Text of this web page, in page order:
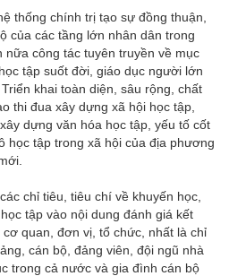
thống chính trị tạo sự đồng thuận,
của các tầng lớn nhân dân trong
nữa công tác tuyên truyền về mục
tập suốt đời, giáo dục người lớn
khai toàn diện, sâu rộng, chất
thi đua xây dựng xã hội học tập,
dựng văn hóa học tập, yếu tố cốt
học tập trong xã hội của địa phương
chỉ tiêu, tiêu chí về khuyến học,
tập vào nội dung đánh giá kết
quan, đơn vị, tổ chức, nhất là chỉ
cán bộ, đảng viên, đội ngũ nhà
trong cả nước và gia đình cán bộ